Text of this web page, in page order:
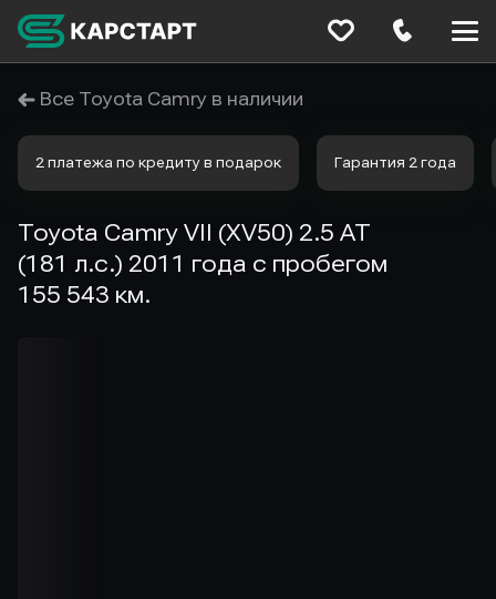
Все Toyota Camry в наличии
2 платежа по кредиту в подарок Гарантия 2 года
Toyota Camry VII (XV50) 2.5 AT
(181 л.с.) 2011 года с пробегом
155 543 км.